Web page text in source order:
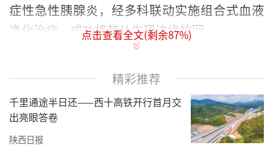
症性急性胰腺炎，经多科联动实施组合式血液
净化治疗，成功将其从生死边缘拉回。
肉，在一次聚餐后的凌晨3点，被撕裂般的腹痛
疼醒，就诊时已无法直腰。急诊CT提示急性胰
腺炎，血液检测结果更是令人心惊：脂肪酶为
正常上限的2倍，总胆固醇17.53mmol/L（正常
点击查看全文(剩余87%)
精彩推荐
千里通途半日还——西十高铁开行首月交
出亮眼答卷
陕西日报